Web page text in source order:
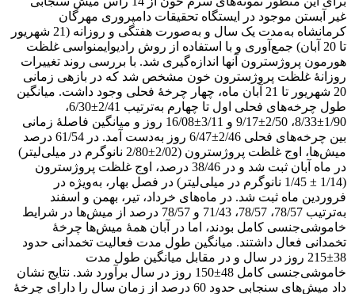
غیر آبستن موجود در ایستگاه تحقیقات دامپروری مهرگان
کرمانشاه به‌مدت یک سال و به‌صورت هفتگی و روزانه (21 شهریور
تا 20 آبان) جمع‌آوری و با استفاده از روش رادیوایمنواسی غلظت
هورمون پروژسترون آنها اندازه‌گیری شد. با بررسی روند تغییرات
روزانۀ غلظت پروژسترون خون مشخص شد که در بازهی زمانی
20 شهریور تا 21 آبان ماه، چهار چرخۀ فحلی وجود داشت. میانگین
طول چرخه‌های فحلی اول تا چهارم به‌ترتیب 2/41±6/30،
1/90±8/33، 2/50±9/17 و 3/11±16/08 روز و میانگین فاصلۀ زمانی
بین چرخه‌های فحلی‌ 2/46±6/47 روز به‌دست آمد. در 61/54 درصد
میش‌ها، اوج غلظت پروژسترون (2/02±2/80 نانوگرم در میلی‌لیتر)
در ماه آبان ثبت شد و در 38/46 درصد، اوج غلظت پروژسترون
(1/14 ± 1/45 نانوگرم در میلی‌لیتر) در فصل بهار، به‌ویژه در
فروردین ماه ثبت شد. در ماه‌های خرداد، تیر، بهمن و اسفند
به‌ترتیب 78/57، 78/57، 71/43 و 78/57 درصد از میش‌ها در شرایط
خاموشی‌جنسی کامل بودند، اما در آبان همۀ میش‌ها چرخۀ
تخمدانی فعال داشتند. میانگین طول مدت فعالیت تخمدانی حدود
38±215 روز در سال و در مقابل میانگین طول مدت
خاموشی‌جنسی کامل 48±150 روز در سال برآورد ‌شد. نتایج نشان
داد میش‌های سنجابی حدود 60 درصد از زمان سال را دارای چرخۀ